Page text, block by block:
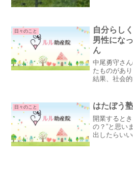
るのに私は
べて自分を
を楽しむこ
日々のこと
自分らし
男性にな
ん
中尾勇守さ
たものがあ
結果、社会
さんは、身
心は男性で
受け、戸籍
す。そのこと
日々のこと はたぼう
開業すると
の？”と思い
出したらい
り。考える
なときに思